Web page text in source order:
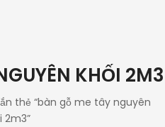
KHỐI 2M3
thẻ “bàn gỗ me tây nguyên
2m3”